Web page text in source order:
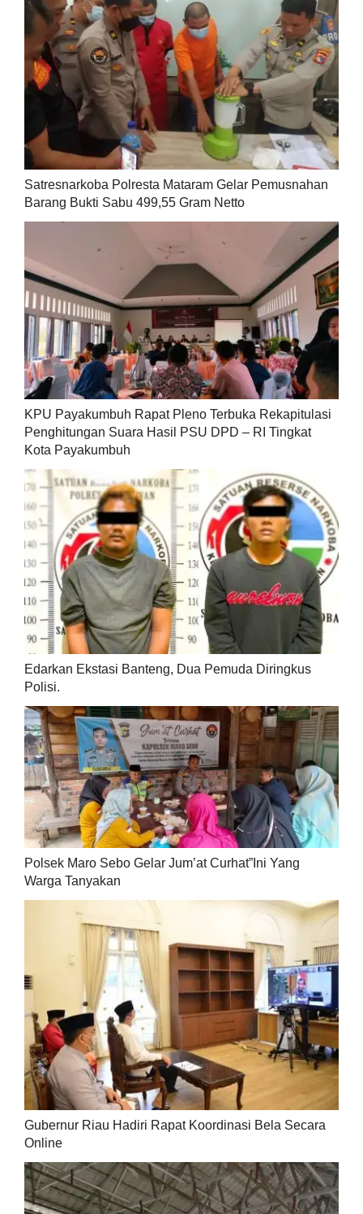
Satresnarkoba Polresta Mataram Gelar Pemusnahan
Barang Bukti Sabu 499,55 Gram Netto
KPU Payakumbuh Rapat Pleno Terbuka Rekapitulasi
Penghitungan Suara Hasil PSU DPD – RI Tingkat
Kota Payakumbuh
Edarkan Ekstasi Banteng, Dua Pemuda Diringkus
Polisi.
Polsek Maro Sebo Gelar Jum’at Curhat”Ini Yang
Warga Tanyakan
Gubernur Riau Hadiri Rapat Koordinasi Bela Secara
Online